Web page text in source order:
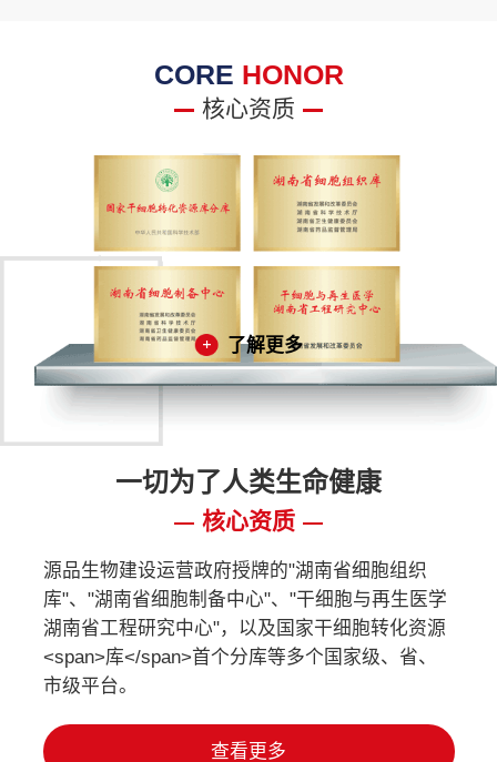
CORE HONOR
核心资质
了解更多
一切为了人类生命健康
核心资质
源品生物建设运营政府授牌的"湖南省细胞组织
库"、"湖南省细胞制备中心"、"干细胞与再生医学
湖南省工程研究中心"，以及国家干细胞转化资源
<span>库</span>首个分库等多个国家级、省、
市级平台。
查看更多